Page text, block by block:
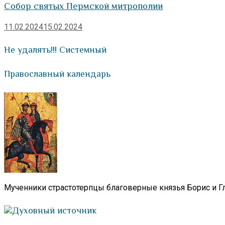
Собор святых Пермской митрополии
11.02.202415.02.2024
Не удалять!!! Системный
Православный календарь
Мученники страстотерпцы благоверные князья Борис и
Духовный источник